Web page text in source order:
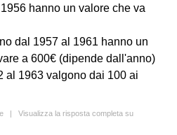
hanno un valore che va
dal 1957 al 1961 hanno un
a 600€ (dipende dall'anno)
al 1963 valgono dai 100 ai
| Visualizza la risposta completa su